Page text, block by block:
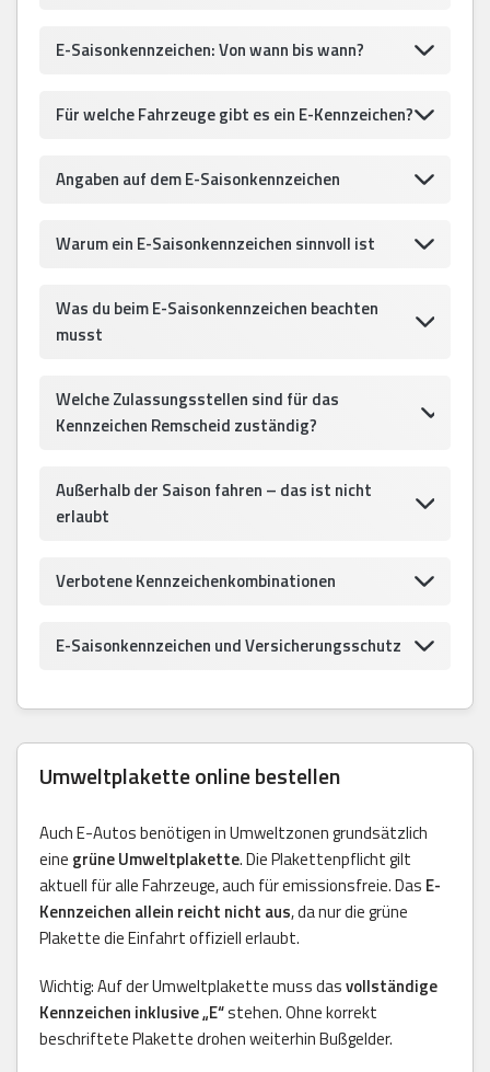
E-Saisonkennzeichen: Von wann bis wann?
Für welche Fahrzeuge gibt es ein E-Kennzeichen?
Angaben auf dem E-Saisonkennzeichen
Warum ein E-Saisonkennzeichen sinnvoll ist
Was du beim E-Saisonkennzeichen beachten
musst
Welche Zulassungsstellen sind für das
Kennzeichen Remscheid zuständig?
Außerhalb der Saison fahren – das ist nicht
erlaubt
Verbotene Kennzeichenkombinationen
E-Saisonkennzeichen und Versicherungsschutz
Umweltplakette online bestellen
Auch E-Autos benötigen in Umweltzonen grundsätzlich
eine grüne Umweltplakette. Die Plakettenpflicht gilt
aktuell für alle Fahrzeuge, auch für emissionsfreie. Das E-
Kennzeichen allein reicht nicht aus, da nur die grüne
Plakette die Einfahrt offiziell erlaubt.
Wichtig: Auf der Umweltplakette muss dasvollständige
Kennzeichen inklusive „E“stehen. Ohne korrekt
beschriftete Plakette drohen weiterhin Bußgelder.